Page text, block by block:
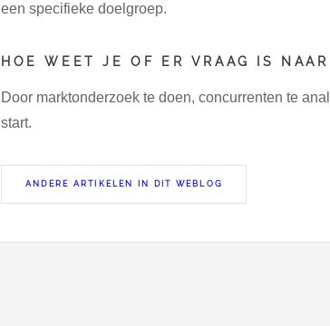
een specifieke doelgroep.
HOE WEET JE OF ER VRAAG IS
Door marktonderzoek te doen, concurrenten te
start.
ANDERE ARTIKELEN IN DIT WEBLOG